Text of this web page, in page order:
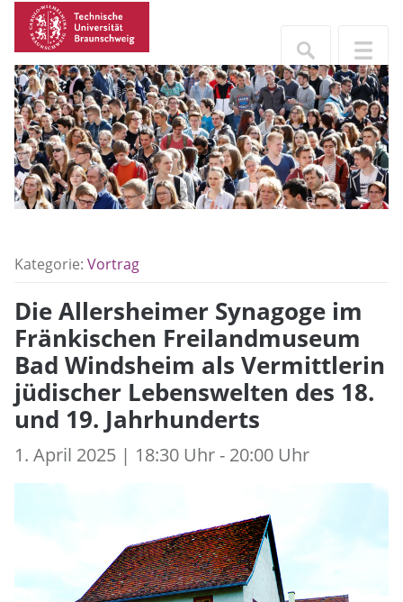
Kategorie: Vortrag
Die Allersheimer Synagoge im
Fränkischen Freilandmuseum
Bad Windsheim als Vermittlerin
jüdischer Lebenswelten des 18.
und 19. Jahrhunderts
1. April 2025 | 18:30 Uhr - 20:00 Uhr